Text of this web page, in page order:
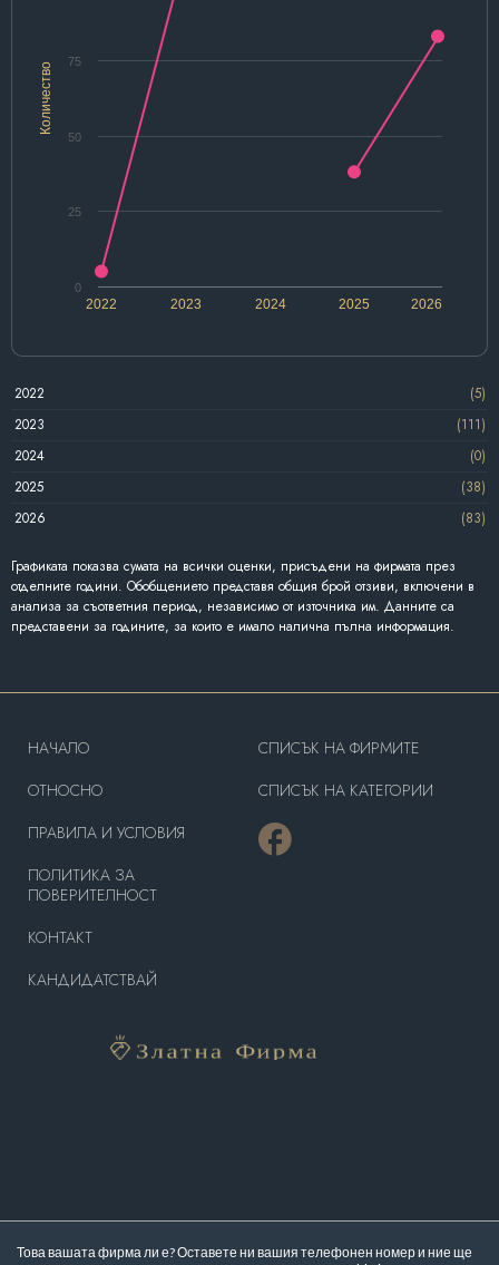
Количество
2022 2024 2026
2023 2025
0
25
50
75
2022
(5)
2023
(111)
2024
(0)
2025
(38)
2026
(83)
Графиката показва сумата на всички оценки, присъдени на фирмата през
отделните години. Обобщението представя общия брой отзиви, включени в
анализа за съответния период, независимо от източника им. Данните са
представени за годините, за които е имало налична пълна информация.
Това вашата фирма ли е? Оставете ни вашия телефонен номер и ние ще
HAЧАЛО
OТНОСНО
ПРАВИЛА И УСЛОВИЯ
ПОЛИТИКА ЗА
ПОВЕРИТЕЛНОСТ
КОНТАКТ
КАНДИДАТСТВАЙ
СПИСЪК НА ФИРМИТЕ
СПИСЪК НА КАТЕГОРИИ